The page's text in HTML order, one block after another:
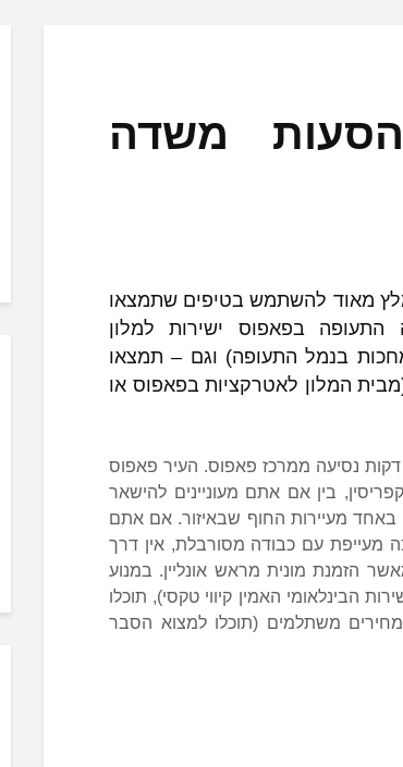
משדה
מאוד להשתמש בטיפים שתמצאו
בפאפוס ישירות למלון
בנמל התעופה) וגם – תמצאו
המלון לאטרקציות בפאפוס או
נסיעה ממרכז פאפוס. העיר פאפוס
בין אם אתם מעוניינים להישאר
באחד מעיירות החוף שבאיזור. אם אתם
מעייפת עם כבודה מסורבלת, אין דרך
הזמנת מונית מראש אונליין. במנוע
הבינלאומי האמין קיווי טקסי), תוכלו
משתלמים (תוכלו למצוא הסבר